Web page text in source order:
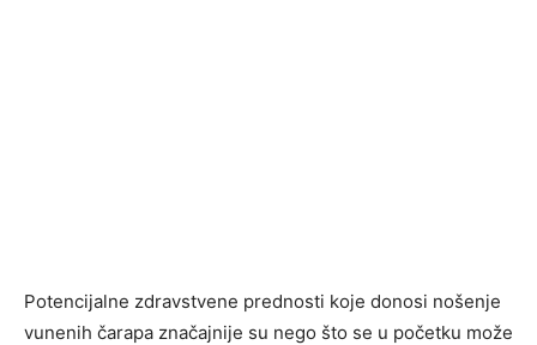
Potencijalne zdravstvene prednosti koje donosi nošenje
vunenih čarapa značajnije su nego što se u početku može